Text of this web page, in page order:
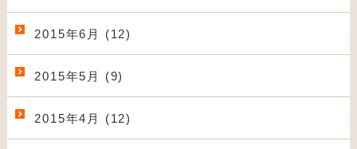
2015年6月 (12)
2015年5月 (9)
2015年4月 (12)